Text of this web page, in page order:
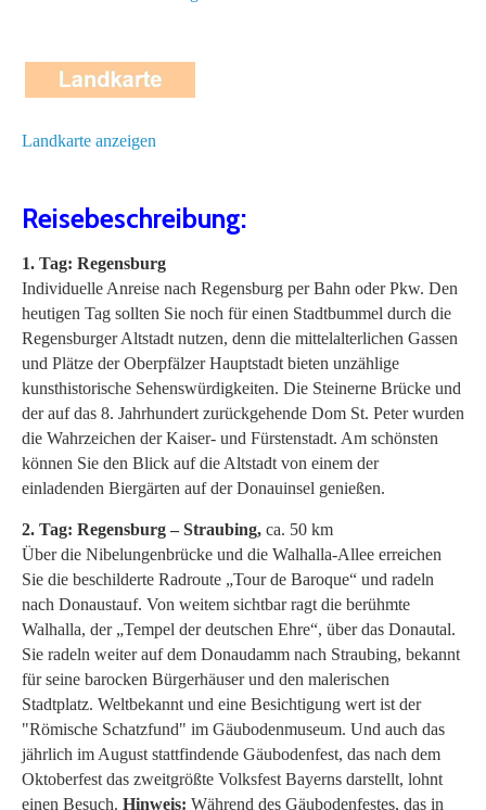
Landkarte anzeigen
Reisebeschreibung:
1. Tag: Regensburg
Individuelle Anreise nach Regensburg per Bahn oder Pkw. Den
heutigen Tag sollten Sie noch für einen Stadtbummel durch die
Regensburger Altstadt nutzen, denn die mittelalterlichen Gassen
und Plätze der Oberpfälzer Hauptstadt bieten unzählige
kunsthistorische Sehenswürdigkeiten. Die Steinerne Brücke und
der auf das 8. Jahrhundert zurückgehende Dom St. Peter wurden
die Wahrzeichen der Kaiser- und Fürstenstadt. Am schönsten
können Sie den Blick auf die Altstadt von einem der
einladenden Biergärten auf der Donauinsel genießen.
2. Tag: Regensburg – Straubing, ca. 50 km
Über die Nibelungenbrücke und die Walhalla-Allee erreichen
Sie die beschilderte Radroute „Tour de Baroque“ und radeln
nach Donaustauf. Von weitem sichtbar ragt die berühmte
Walhalla, der „Tempel der deutschen Ehre“, über das Donautal.
Sie radeln weiter auf dem Donaudamm nach Straubing, bekannt
für seine barocken Bürgerhäuser und den malerischen
Stadtplatz. Weltbekannt und eine Besichtigung wert ist der
"Römische Schatzfund" im Gäubodenmuseum. Und auch das
jährlich im August stattfindende Gäubodenfest, das nach dem
Oktoberfest das zweitgrößte Volksfest Bayerns darstellt, lohnt
einen Besuch. Hinweis: Während des Gäubodenfestes, das in